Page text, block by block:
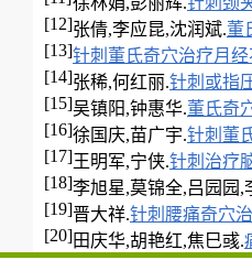
[12]张倩,李应昆,沈润斌.董
[13]针刺董氏奇穴治疗月经
[14]张稀,何红丽.针刺或指
[15]吴镇阳,钟惠华.董氏奇
[16]徐国庆,苗广宇.针刺董
[17]王明军,宁侠.针刺治疗
[18]李旭星,莫锦全,吕园园,
[19]晋大祥.针刺腰痛奇穴
[20]田庆华,胡艳红,焦巳彧.